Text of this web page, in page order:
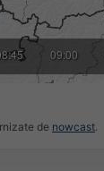
09:00
de nowcast.